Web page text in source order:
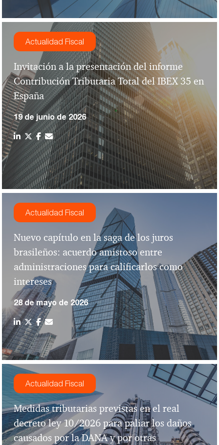
Actualidad Fiscal
Invitación a la presentación del informe
Contribución Tributaria Total del IBEX 35 en
España
19 de junio de 2026
Actualidad Fiscal
Nuevo capítulo en la saga de los juros
brasileños: acuerdo amistoso entre
administraciones para calificarlos como
intereses
28 de mayo de 2026
Actualidad Fiscal
Medidas tributarias previstas en el real
decreto ley 10/2026 para paliar los daños
causados por la DANA y por otras